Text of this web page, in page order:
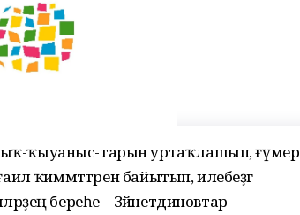
ҡыуаныс-тарын уртаҡлашып, ғүмер
ҡиммәттәрен байытып, илебеҙгә
береһе – Зәйнетдиновтар